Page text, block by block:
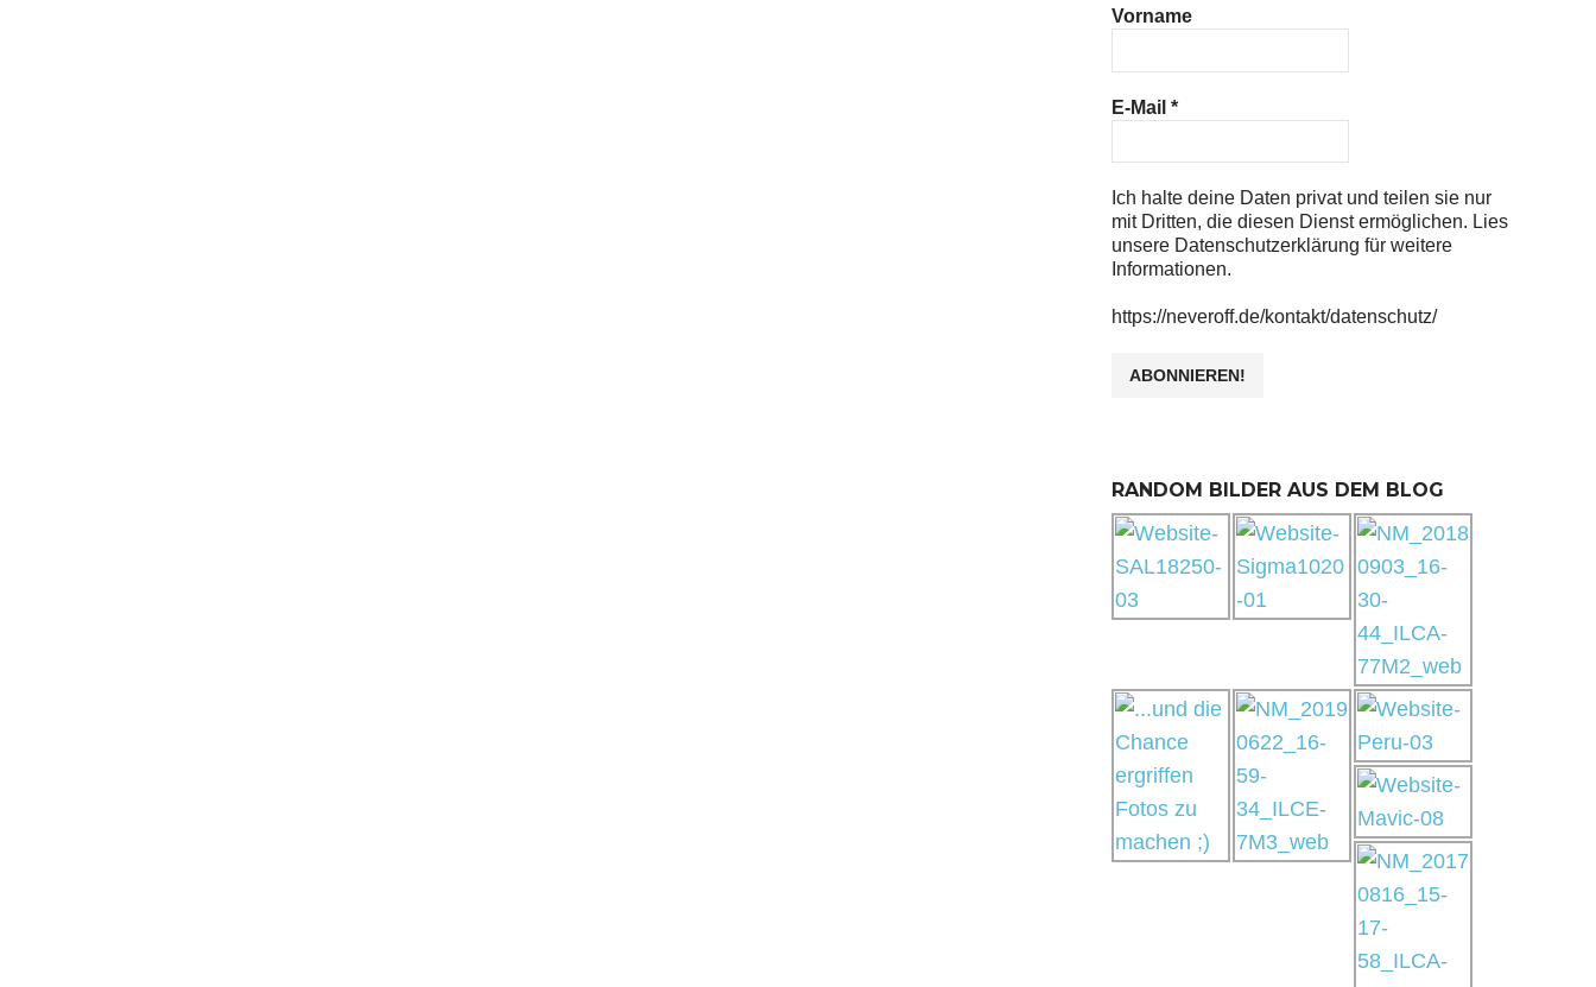
Vorname
E-Mail *
Ich halte deine Daten privat und teilen sie nur
mit Dritten, die diesen Dienst ermöglichen. Lies
unsere Datenschutzerklärung für weitere
Informationen.
https://neveroff.de/kontakt/datenschutz/
RANDOM BILDER AUS DEM BLOG